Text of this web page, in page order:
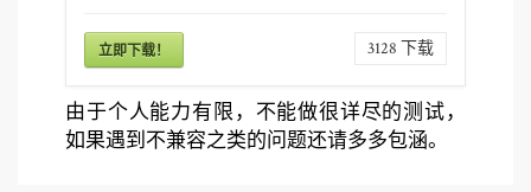
立即下载！ 3128 下载
由于个人能力有限，不能做很详尽的测试，
如果遇到不兼容之类的问题还请多多包涵。